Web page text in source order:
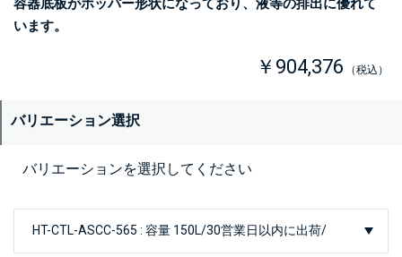
います。
￥904,376 （税込）
バリエーション選択
バリエーションを選択してください